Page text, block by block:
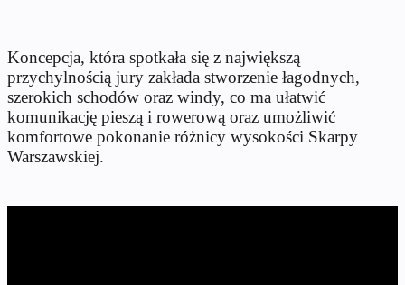
Koncepcja, która spotkała się z największą
przychylnością jury zakłada stworzenie łagodnych,
szerokich schodów oraz windy, co ma ułatwić
komunikację pieszą i rowerową oraz umożliwić
komfortowe pokonanie różnicy wysokości Skarpy
Warszawskiej.